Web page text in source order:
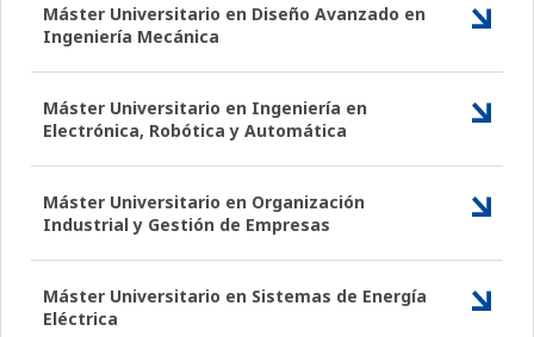
Máster Universitario en Diseño Avanzado en
Ingeniería Mecánica
Máster Universitario en Ingeniería en
Electrónica, Robótica y Automática
Máster Universitario en Organización
Industrial y Gestión de Empresas
Máster Universitario en Sistemas de Energía
Eléctrica